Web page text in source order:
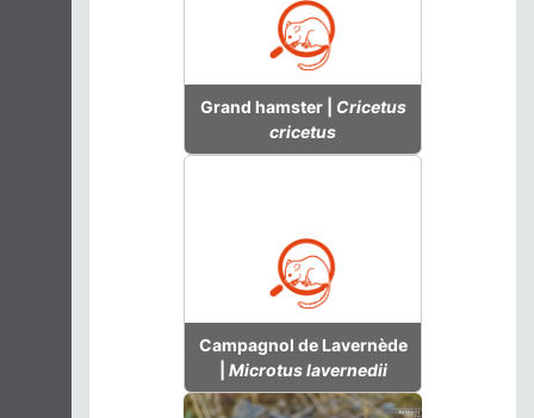
Grand hamster | Cricetus
cricetus
Campagnol de Lavernède
Microtus lavernedii